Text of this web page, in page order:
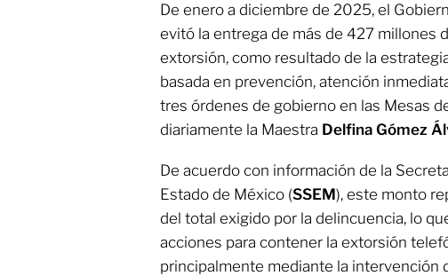
De enero a diciembre de 2025, el
evitó la entrega de más de 427 millones
extorsión, como resultado de la
basada en prevención, atención
tres órdenes de gobierno en las Mesas
diariamente la Maestra Delfina Gómez
De acuerdo con información de la
Estado de México (SSEM), este monto
del total exigido por la delincuencia, lo
acciones para contener la extorsión
principalmente mediante la intervención